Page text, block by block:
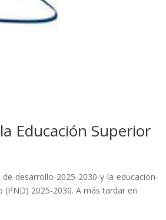
Educación Superior
desarrollo-2025-2030-y-la-educacion-
2025-2030. A más tardar en